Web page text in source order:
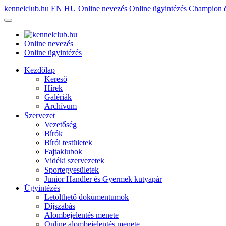
kennelclub.hu EN HU Online nevezés Online ügyintézés Champion
Online nevezés
Online ügyintézés
Kezdőlap
Kereső
Hírek
Galériák
Archívum
Szervezet
Vezetőség
Bírók
Bírói testületek
Fajtaklubok
Vidéki szervezetek
Sportegyesületek
Junior Handler és Gyermek kutyapár
Ügyintézés
Letölthető dokumentumok
Díjszabás
Alombejelentés menete
Online alombejelentés menete